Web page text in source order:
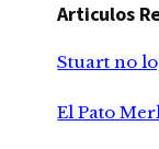
Articulos
Stuart no
El Pato